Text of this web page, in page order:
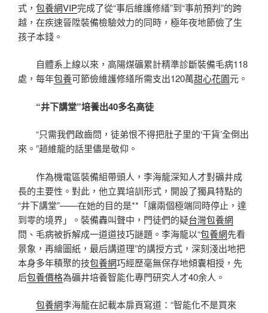
式， 包養網VIP完成了從“事后維護修繕”到“事前預判”的跨
越，在疾速晉陞裝備檢驗效力的同時，極年夜地節儉了生
孩子本錢。
自體系上線以來，高陽煤礦累計精準診斷裝備毛病118
處，每年包養可節儉維護修繕所需支出120萬甜心花園元。
“井下講堂”培養出40多名高徒
“只需我們啟齒問，徒弟恨不得把肚子里的‘干貨’全倒出
來。”趙維龍的話里儘是敬仰。
作為機電區裝備組帶頭人，李海龍深知人才對礦井成
長的主要性。對此，他立異培訓形式，開設了獨具特點的
“井下講堂”——在她的目的是**「讓兩個極端同時停止，達
到零的境界」。裝備轟叫聲中，門徒們的疑台灣包養網
問、毛病被拆解成一道道技巧謎題。李海龍以“包養網先看
景象，再繪圖紙，最后講道理”的講授方式，深刻淺出地把
本身多年積聚的技包養網巧經歷毫無保存地傾囊相授，先
后包養價格為礦井培養智能化專門研究人才40余人。
包養網李海龍在記載本扉頁寫道：“智能化不是買來